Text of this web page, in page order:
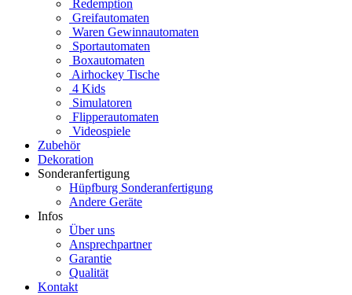
Redemption
Greifautomaten
Waren Gewinnautomaten
Sportautomaten
Boxautomaten
Airhockey Tische
4 Kids
Simulatoren
Flipperautomaten
Videospiele
Zubehör
Dekoration
Sonderanfertigung
Hüpfburg Sonderanfertigung
Andere Geräte
Infos
Über uns
Ansprechpartner
Garantie
Qualität
Kontakt